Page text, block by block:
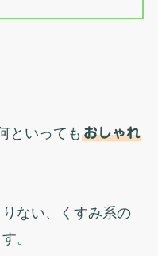
といっても おしゃれ
ない、くすみ系の
。